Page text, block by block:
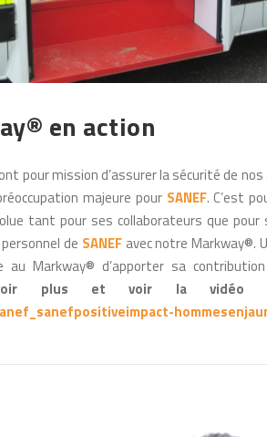
en action
pour mission d’assurer la sécurité de
majeure pour SANEF. C’est
tant pour ses collaborateurs que
de SANEFavec notre Markway®.
au Markway® d’apporter sa
plus et voir la vidéo